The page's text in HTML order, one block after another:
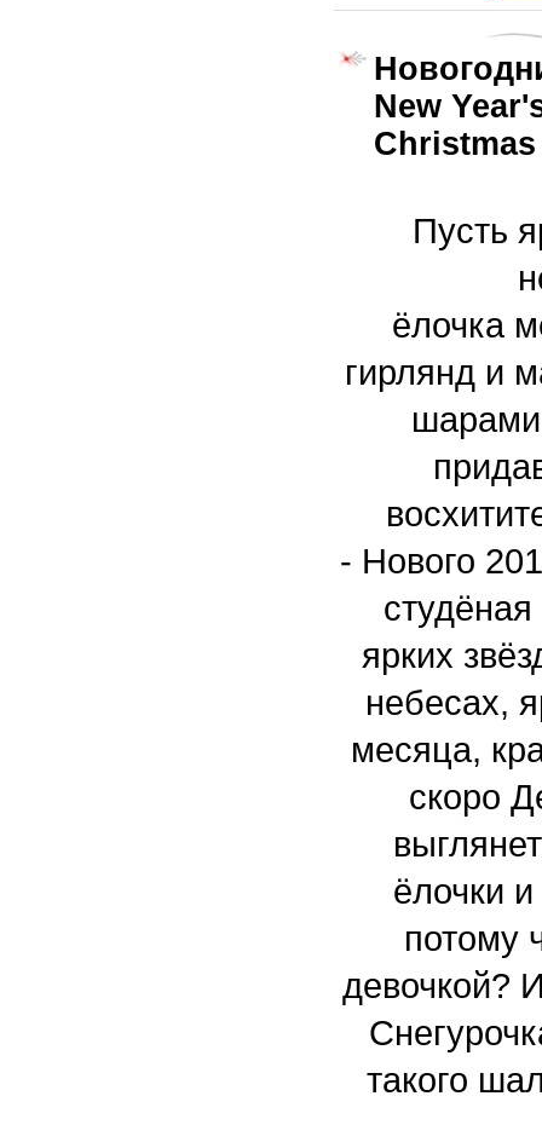
New
Пусть
ёлочка
гирлянд и
- Нового
ярких
небесах,
месяца,
скоро
ёлочки
потому
девочкой?
такого